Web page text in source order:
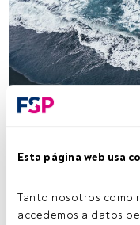
Esta página web usa
Tanto nosotros como
accedemos a datos
Tiempo lectura:2 min.